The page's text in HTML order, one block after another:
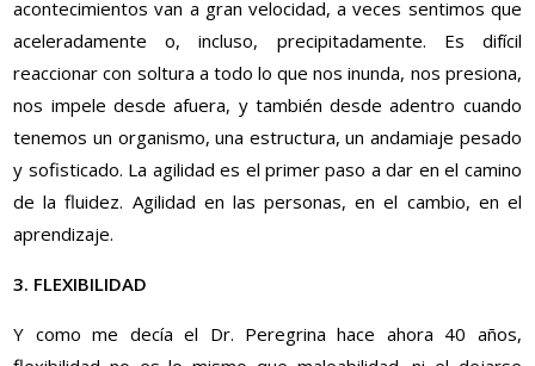
acontecimientos van a gran velocidad, a veces sentimos que
aceleradamente o, incluso, precipitadamente. Es difícil
reaccionar con soltura a todo lo que nos inunda, nos presiona,
nos impele desde afuera, y también desde adentro cuando
tenemos un organismo, una estructura, un andamiaje pesado
y sofisticado. La agilidad es el primer paso a dar en el camino
de la fluidez. Agilidad en las personas, en el cambio, en el
aprendizaje.
3. FLEXIBILIDAD
Y como me decía el Dr. Peregrina hace ahora 40 años,